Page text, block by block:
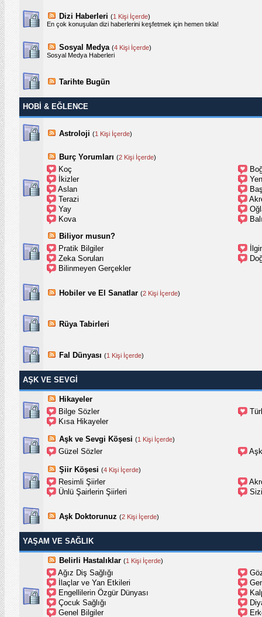
Dizi Haberleri (1 Kişi İçerde)
En çok konuşulan dizi haberlerini keşfetmek için hemen tıkla!
Sosyal Medya (4 Kişi İçerde)
Sosyal Medya Haberleri
Tarihte Bugün
HOBI & EĞLENCE
Astroloji (1 Kişi İçerde)
Burç Yorumları (2 Kişi İçerde)
Koç
İkizler
Aslan
Terazi
Yay
Kova
Biliyor musun?
Pratik Bilgiler
Zeka Soruları
Bilinmeyen Gerçekler
Hobiler ve El Sanatlar (2 Kişi İçerde)
Rüya Tabirleri
Fal Dünyası (1 Kişi İçerde)
AŞK VE SEVGİ
Hikayeler
Bilge Sözler
Kısa Hikayeler
Aşk ve Sevgi Köşesi (1 Kişi İçerde)
Güzel Sözler
Şiir Köşesi (4 Kişi İçerde)
Resimli Şiirler
Ünlü Şairlerin Şiirleri
Aşk Doktorunuz (2 Kişi İçerde)
YAŞAM VE SAĞLIK
Belirli Hastalıklar (1 Kişi İçerde)
Ağız Diş Sağlığı
İlaçlar ve Yan Etkileri
Engellilerin Özgür Dünyası
Çocuk Sağlığı
Genel Bilgiler